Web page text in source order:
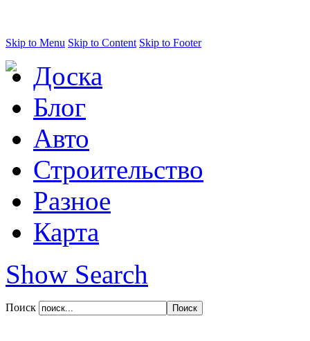
Skip to Menu Skip to Content Skip to Footer
Доска
Блог
Авто
Строительство
Разное
Карта
Show Search
Поиск